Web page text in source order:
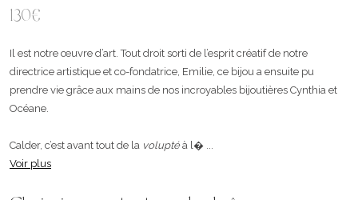
130€
Il est notre œuvre d’art. Tout droit sorti de l’esprit créatif de notre
directrice artistique et co-fondatrice, Emilie, ce bijou a ensuite pu
prendre vie grâce aux mains de nos incroyables bijoutières Cynthia et
Océane.
Calder, c’est avant tout de la voluptéà l� ...
Voir plus